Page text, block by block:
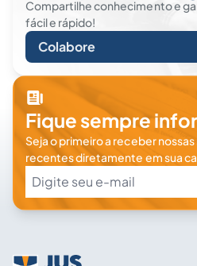
Compartilhe conhecimento e
fácil e rápido!
Colabore
Fique sempre
Seja o primeiro a receber
recentes diretamente em sua